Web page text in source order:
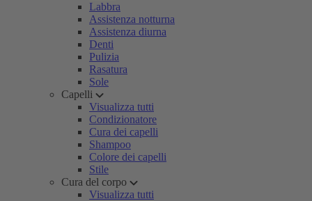
Labbra
Assistenza notturna
Assistenza diurna
Denti
Pulizia
Rasatura
Sole
Capelli
Visualizza tutti
Condizionatore
Cura dei capelli
Shampoo
Colore dei capelli
Stile
Cura del corpo
Visualizza tutti